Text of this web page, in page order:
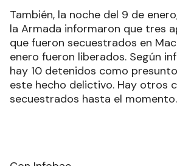
También, la noche del 9 de
la Armada informaron que tres
que fueron secuestrados en
enero fueron liberados. Según
hay 10 detenidos como
este hecho delictivo. Hay otros
secuestrados hasta el momento.